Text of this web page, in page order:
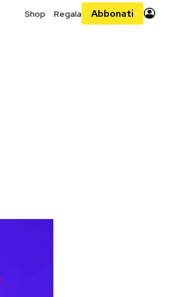
Shop Regala Abbonati